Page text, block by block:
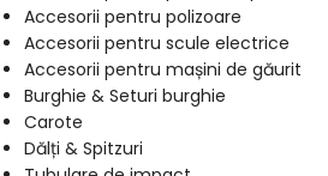
Accesorii pentru polizoare
Accesorii pentru scule electrice
Accesorii pentru mașini de găurit
Burghie & Seturi burghie
Carote
Dălți & Spitzuri